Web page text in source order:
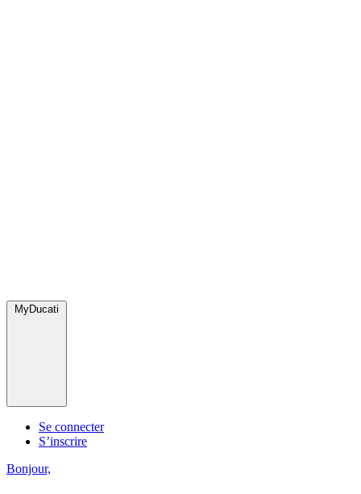
MyDucati
Se connecter
S’inscrire
Bonjour,